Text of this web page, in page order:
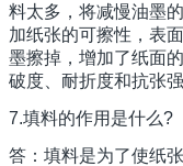
料太多，将减慢油墨
加纸张的可擦性，表
墨擦掉，增加了纸面
破度、耐折度和抗张
7.填料的作用是什么?
答：填料是为了使纸